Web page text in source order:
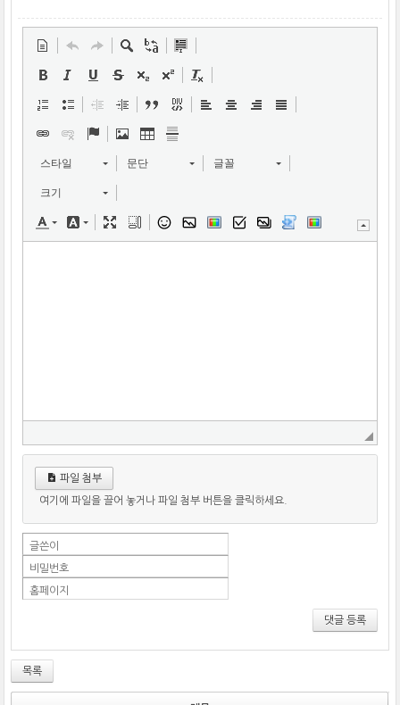
스타일 문단 글꼴
크기
파일 첨부
여기에 파일을 끌어 놓거나 파일 첨부 버튼을 클릭하세요.
글쓴이
비밀번호
홈페이지
댓글 등록
목록